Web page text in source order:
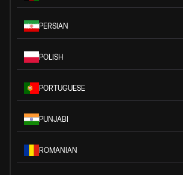
PERSIAN
POLISH
PORTUGUESE
PUNJABI
ROMANIAN